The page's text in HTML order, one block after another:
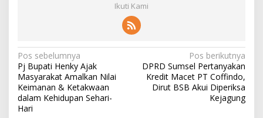
Ikuti Kami
N
a
v
i
Pos sebelumnya
Pj Bupati Henky Ajak
Masyarakat Amalkan Nilai
Keimanan & Ketakwaan
dalam Kehidupan Sehari-
Hari
Pos berikutnya
DPRD Sumsel Pertanyakan
Kredit Macet PT Coffindo,
Dirut BSB Akui Diperiksa
Kejagung